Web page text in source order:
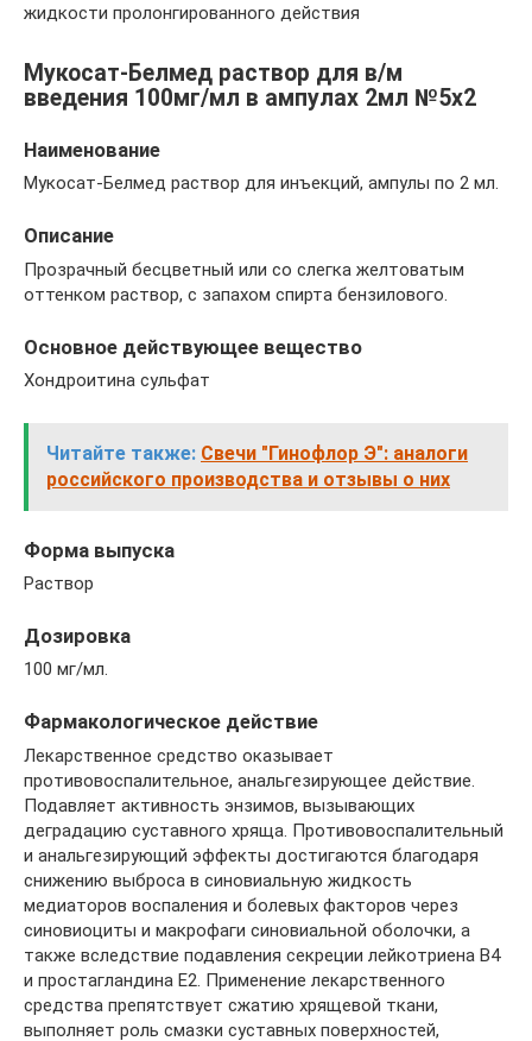
жидкости пролонгированного действия
Мукосат-Белмед раствор для в/м
введения 100мг/мл в ампулах 2мл №5х2
Наименование
Мукосат-Белмед раствор для инъекций, ампулы по 2 мл.
Описание
Прозрачный бесцветный или со слегка желтоватым
оттенком раствор, с запахом спирта бензилового.
Основное действующее вещество
Хондроитина сульфат
Читайте также: Свечи "Гинофлор Э": аналоги
российского производства и отзывы о них
Форма выпуска
Раствор
Дозировка
100 мг/мл.
Фармакологическое действие
Лекарственное средство оказывает
противовоспалительное, анальгезирующее действие.
Подавляет активность энзимов, вызывающих
деградацию суставного хряща. Противовоспалительный
и анальгезирующий эффекты достигаются благодаря
снижению выброса в синовиальную жидкость
медиаторов воспаления и болевых факторов через
синовиоциты и макрофаги синовиальной оболочки, а
также вследствие подавления секреции лейкотриена В4
и простагландина Е2. Применение лекарственного
средства препятствует сжатию хрящевой ткани,
выполняет роль смазки суставных поверхностей,